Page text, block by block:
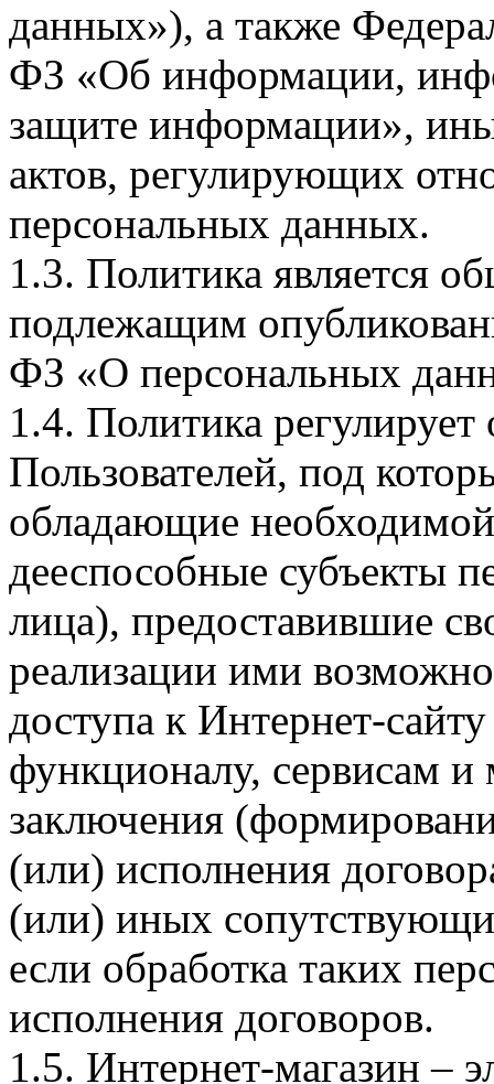
данных»), а также
ФЗ «Об информации,
защите информации»,
актов, регулирующих
персональных данных.
1.3. Политика является
подлежащим
ФЗ «О персональных
1.4. Политика
Пользователей, под
обладающие
дееспособные субъекты
лица), предоставившие
реализации ими
доступа к Интернет-
функционалу, сервисам и
заключения
(или) исполнения
(или) иных
если обработка таких
исполнения договоров.
1.5. Интернет-магазин –